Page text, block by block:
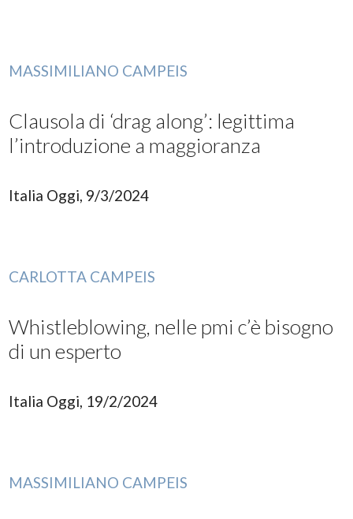
MASSIMILIANO CAMPEIS
Clausola di ‘drag along’: legittima
l’introduzione a maggioranza
Italia Oggi, 9/3/2024
CARLOTTA CAMPEIS
Whistleblowing, nelle pmi c’è bisogno
di un esperto
Italia Oggi, 19/2/2024
MASSIMILIANO CAMPEIS